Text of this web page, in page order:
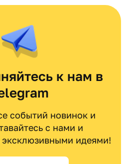
к нам в
событий новинок и
с нами и
эксклюзивными идеями!